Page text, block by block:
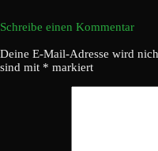
Schreibe einen Kommentar
Deine E-Mail-Adresse wird
sind mit * markiert